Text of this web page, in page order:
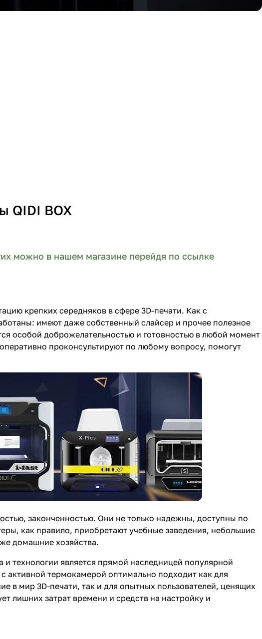
QIDI BOX
можно в нашем магазине перейдя по ссылке
крепких середняков в сфере 3D-печати. Как с
имеют даже собственный слайсер и прочее полезное
особой доброжелательностью и готовностью в любой момент
проконсультируют по любому вопросу, помогут
законченностью. Они не только надежны, доступны по
как правило, приобретают учебные заведения, небольшие
домашние хозяйства.
технологии является прямой наследницей популярной
активной термокамерой оптимально подходит как для
в мир 3D-печати, так и для опытных пользователей, ценящих
лишних затрат времени и средств на настройку и